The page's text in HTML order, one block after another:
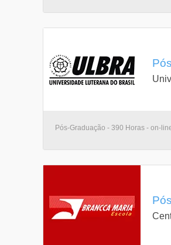
Pós-Graduação - 390 Horas - on-